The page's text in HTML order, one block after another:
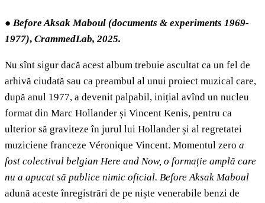
● Before Aksak Maboul (documents & experiments 1969-
1977), CrammedLab, 2025.
Nu sînt sigur dacă acest album trebuie ascultat ca un fel de
arhivă ciudată sau ca preambul al unui proiect muzical care,
după anul 1977, a devenit palpabil, inițial avînd un nucleu
format din Marc Hollander și Vincent Kenis, pentru ca
ulterior să graviteze în jurul lui Hollander și al regretatei
muziciene franceze Véronique Vincent. Momentul zero a
fost colectivul belgian Here and Now, o formație amplă care
nu a apucat să publice nimic oficial. Before Aksak Maboul
adună aceste înregistrări de pe niște venerabile benzi de